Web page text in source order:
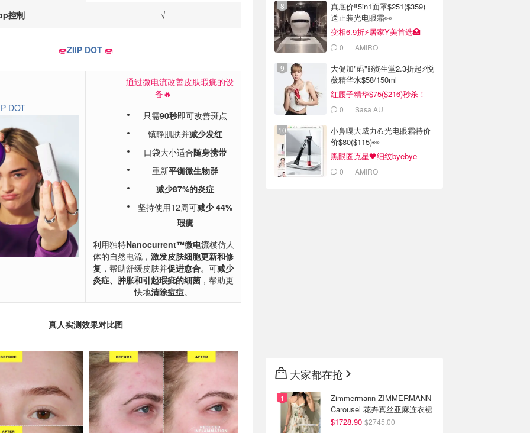
控制
√
🍩ZIIP DOT 🍩
DOT
通过微电流改善皮肤瑕疵的设
备🔥
只需90秒即可改善斑点
镇静肌肤并减少发红
口袋大小适合随身携带
重新平衡微生物群
减少87%的炎症
坚持使用12周可减少 44%
瑕疵
利用独特Nanocurrent™微电流模仿人
体的自然电流 ， 激发皮肤细胞更新和修
复 ，帮助舒缓皮肤并促进愈合。可减少
炎症、肿胀和引起瑕疵的细菌 ，帮助更
快地清除痘痘。
真人实测效果对比图
真底价‼️5in1面罩$251($359)
送正装光电眼霜👀
变相6.9折⚡️居家Y美首选🏥
0 AMIRO
大促加"码"⛓️资生堂2.3折起⚡️悦
薇精华水$58/150ml
红腰子精华$75($216)秒杀！
0 Sasa AU
小鼻嘎大威力💪光电眼霜特价
价$80($115)👀
黑眼圈克星🖤细纹byebye
0 AMIRO
大家都在抢
Zimmermann ZIMMERMANN
Carousel 花卉真丝亚麻连衣裙
$1728.90 $2745.00